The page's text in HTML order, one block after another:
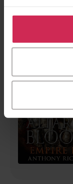
Klikk på «Godta
bruke cookies
tilpasse ditt